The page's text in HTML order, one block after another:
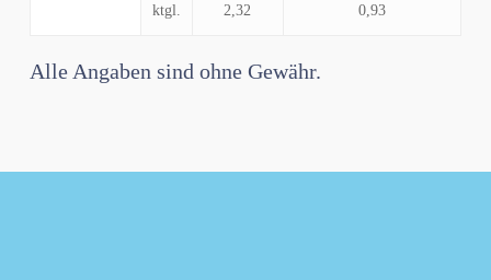
ktgl. 2,32 0,93
Alle Angaben sind ohne Gewähr.